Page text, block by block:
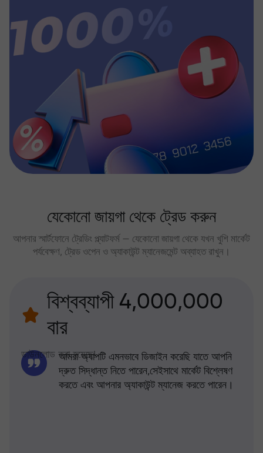
যেকোনো জায়গা থেকে ট্রেড করুন
আপনার স্মার্টফোনে ট্রেডিং প্ল্যাটফর্ম — যেকোনো জায়গা থেকে যখন খুশি মার্কেট
পর্যবেক্ষণ, ট্রেড ওপেন ও অ্যাকাউন্ট ম্যানেজমেন্ট অব্যাহত রাখুন।
বিশ্বব্যাপী 4,000,000
বার
ডাউনলোড করা হয়েছে!আমরা অ্যাপটি এমনভাবে ডিজাইন করেছি যাতে আপনি
দ্রুত সিদ্ধান্ত নিতে পারেন,সেইসাথে মার্কেট বিশ্লেষণ
করতে এবং আপনার অ্যাকাউন্ট ম্যানেজ করতে পারেন।